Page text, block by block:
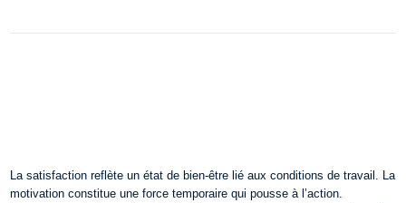
La satisfaction reflète un état de bien-être lié aux conditions de travail. La
motivation constitue une force temporaire qui pousse à l’action.